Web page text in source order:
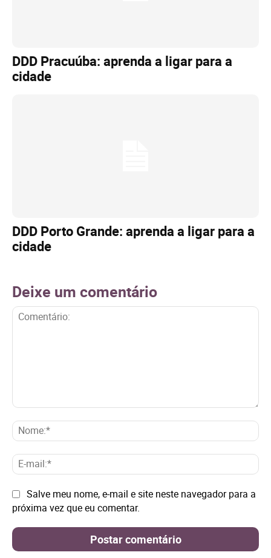
DDD Pracuúba: aprenda a ligar para a
cidade
DDD Porto Grande: aprenda a ligar para a
cidade
Deixe um comentário
E-
Site: Salve meu nome, e-mail e site neste navegador para a
próxima vez que eu comentar.